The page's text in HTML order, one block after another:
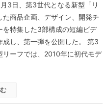
3日、第3世代となる新型「リ
た商品企画、デザイン、開発チ
を特集した3部構成の短編ビデ
成し、第一弾を公開した。 第3
リーフでは、2010年に初代モデ